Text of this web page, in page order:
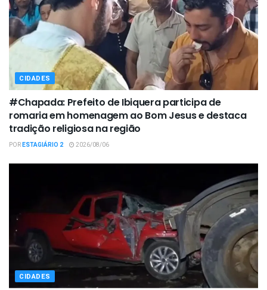
CIDADES
#Chapada: Prefeito de Ibiquera participa de
romaria em homenagem ao Bom Jesus e destaca
tradição religiosa na região
PORESTAGIÁRIO 2 2026/08/06
CIDADES